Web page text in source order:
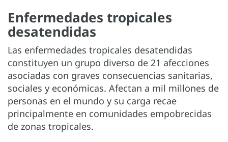
Enfermedades tropicales
desatendidas
Las enfermedades tropicales desatendidas
constituyen un grupo diverso de 21 afecciones
asociadas con graves consecuencias sanitarias,
sociales y económicas. Afectan a mil millones de
personas en el mundo y su carga recae
principalmente en comunidades empobrecidas
de zonas tropicales.